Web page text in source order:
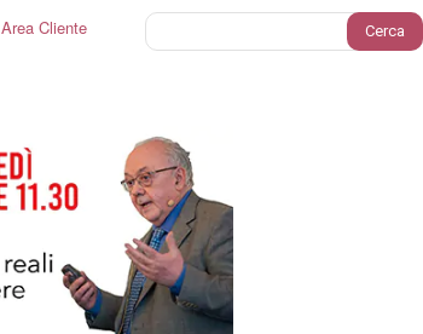
Area Cliente Cerca